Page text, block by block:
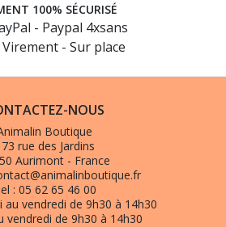
100% SÉCURISÉ
- Paypal 4xsans
- Sur place
NOUS
Boutique
rue des Jardins
Aurimont - France
: 05 62 65 46 00
au vendredi de 9h30 à 14h30
vendredi de 9h30 à 14h30